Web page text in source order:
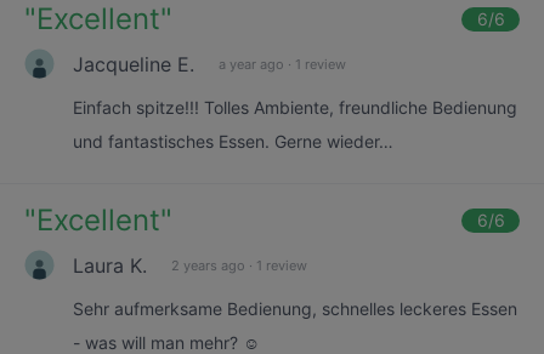
"Excellent" 6/6
Jacqueline E. a year ago · 1 review
Einfach spitze!!! Tolles Ambiente, freundliche Bedienung
und fantastisches Essen. Gerne wieder…
"Excellent" 6/6
Laura K. 2 years ago · 1 review
Sehr aufmerksame Bedienung, schnelles leckeres Essen
- was will man mehr? ☺️